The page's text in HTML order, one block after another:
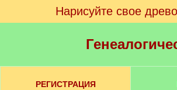
Нарисуйте свое
РЕГИСТРАЦИЯ